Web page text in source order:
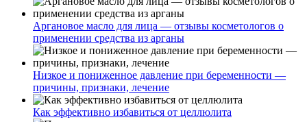
Аргановое масло для лица — отзывы косметологов о
применении средства из арганы
Низкое и пониженное давление при беременности —
причины, признаки, лечение
Как эффективно избавиться от целлюлита